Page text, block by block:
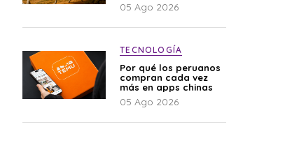
05 Ago 2026
TECNOLOGÍA
Por qué los peruanos
compran cada vez
más en apps chinas
05 Ago 2026